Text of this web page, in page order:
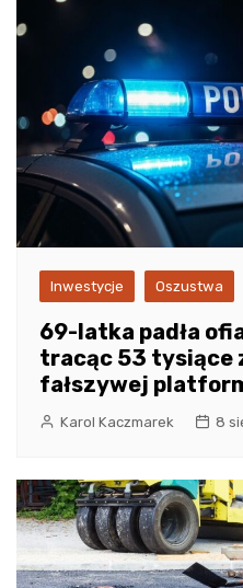
Inwestycje Oszustwa
69-latka padła
tracąc 53 tysiące
fałszywej
Karol Kaczmarek 8